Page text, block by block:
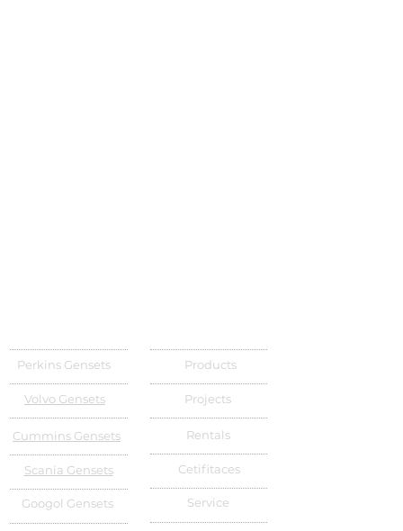
Perkins Gensets
Volvo Gensets
Cummins Gensets
Scania Gensets
Googol Gensets
Products
Projects
Rentals
Cetifitaces
Service